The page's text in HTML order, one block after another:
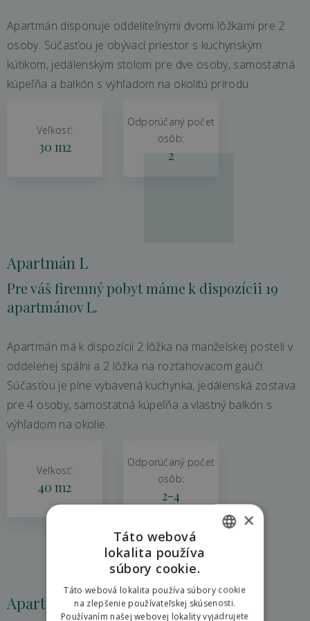
Apartmán disponuje oddeliteľnými dvomi lôžkami pre 2
osoby. Súčasťou je obývací priestor s kuchynským
kútikom, jedálenským stolom pre dve osoby, samostatná
kúpeľňa a balkón s výhľadom na okolitú prírodu.
Veľkosť:
30 m2
Odporúčaný počet
osôb:
2
Apartmán L
Pre váš firemný pobyt máme k dispozícii 19
apartmánov L.
Apartmán má k dispozícii 2 lôžka na manželskej posteli v
oddelenej spálni a 2 lôžka na rozťahovacom gauči.
Súčasťou je plne vybavená kuchynka, jedálenská zostava
pre 4 osoby, samostatná kúpeľňa a vlastný balkón s
výhľadom na okolie.
Veľkosť:
40 m2
Odporúčaný počet
osôb:
2-4
Apartmán XL POLISH
×
Táto webová
lokalita používa
súbory cookie.
Táto webová lokalita používa súbory cookie
na zlepšenie používateľskej skúsenosti.
Používaním našej webovej lokality vyjadrujete